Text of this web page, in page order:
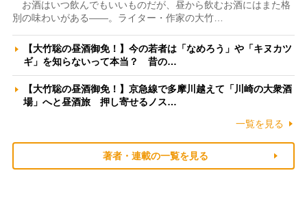
お酒はいつ飲んでもいいものだが、昼から飲むお酒にはまた格
別の味わいがある――。ライター・作家の大竹…
【大竹聡の昼酒御免！】今の若者は「なめろう」や「キヌカツ
ギ」を知らないって本当？ 昔の…
【大竹聡の昼酒御免！】京急線で多摩川越えて「川崎の大衆酒
場」へと昼酒旅 押し寄せるノス…
一覧を見る
著者・連載の一覧を見る